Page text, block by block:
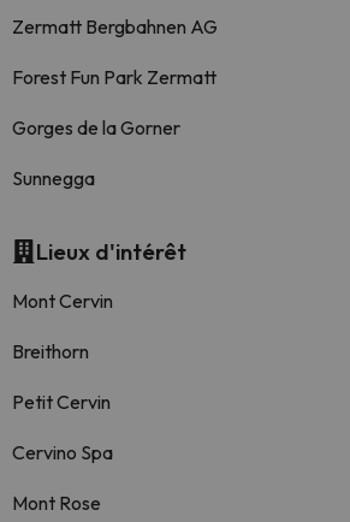
Zermatt Bergbahnen AG
Forest Fun Park Zermatt
Gorges de la Gorner
Sunnegga
Lieux d'intérêt
Mont Cervin
Breithorn
Petit Cervin
Cervino Spa
Mont Rose